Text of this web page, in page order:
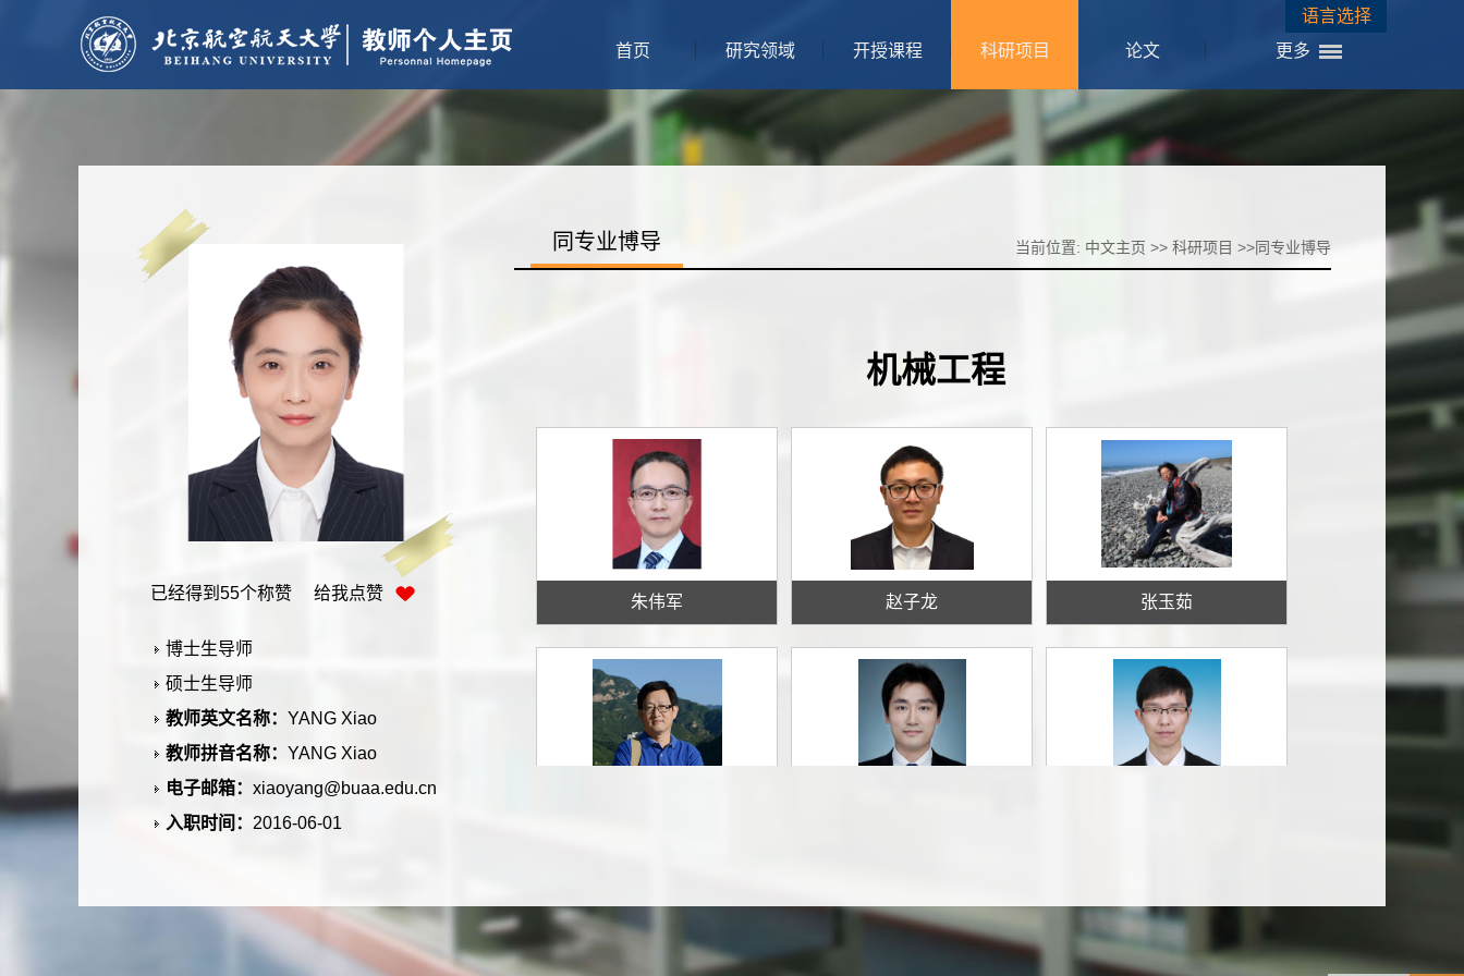
语言选择
首页
研究领域 开授课程 科研项目 论文 更多
已经得到 55个称赞 给我点赞
博士生导师
硕士生导师
教师英文名称： YANG Xiao
教师拼音名称： YANG Xiao
电子邮箱： xiaoyang@buaa.edu.cn
入职时间： 2016-06-01
xiaoyiang@buaa.edu.cn
同专业博导 当前位置: 中文主页 >> 科研项目 >>同专业博导
机械工程
朱伟军 赵子龙 张玉茹